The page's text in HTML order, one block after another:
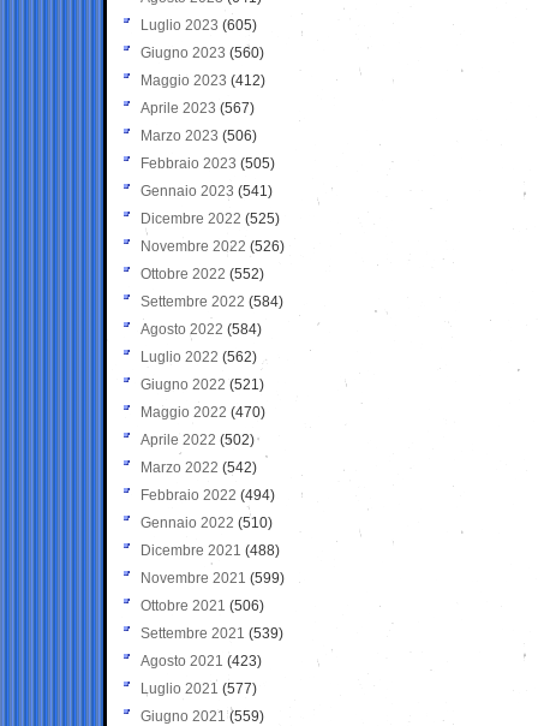
Luglio 2023 (605)
Giugno 2023 (560)
Maggio 2023 (412)
Aprile 2023 (567)
Marzo 2023 (506)
Febbraio 2023 (505)
Gennaio 2023 (541)
Dicembre 2022 (525)
Novembre 2022 (526)
Ottobre 2022 (552)
Settembre 2022 (584)
Agosto 2022 (584)
Luglio 2022 (562)
Giugno 2022 (521)
Maggio 2022 (470)
Aprile 2022 (502)
Marzo 2022 (542)
Febbraio 2022 (494)
Gennaio 2022 (510)
Dicembre 2021 (488)
Novembre 2021 (599)
Ottobre 2021 (506)
Settembre 2021 (539)
Agosto 2021 (423)
Luglio 2021 (577)
Giugno 2021(559)